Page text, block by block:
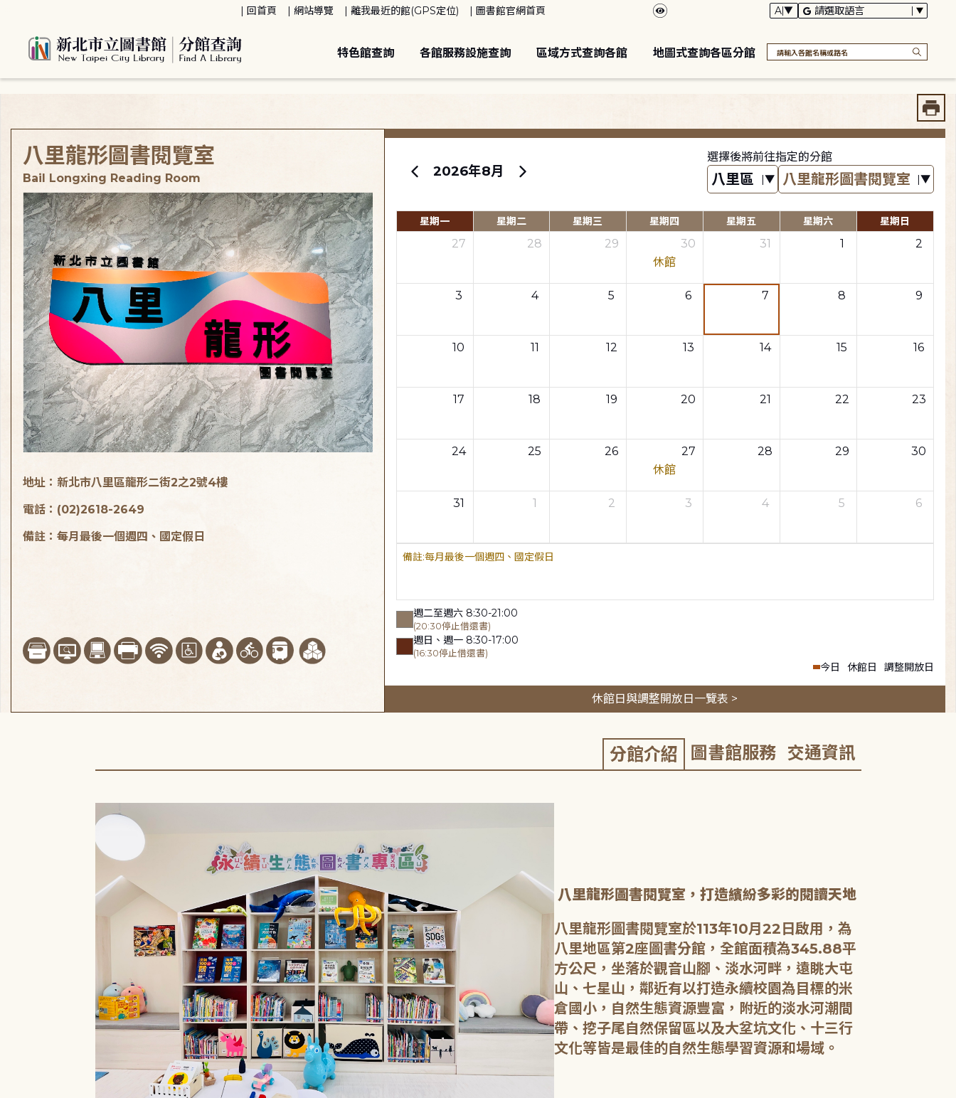
回首頁 網站導覽 離我最近的館(GPS定位) 圖書館官網首頁
特色館查詢 各館服務設施查詢 區域方式查詢各館 地圖式查詢各區分館
2026年8月
選擇後將前往指定的分館
星期一 星期二 星期三 星期四 星期五 星期六 星期日
27 28 29
30
休館
31 1 2
3 4 5 6 7 8 9
10 11 12 13 14 15 16
17 18 19 20 21 22 23
24 25 26
27
休館
28 29 30
31 1 2 3 4 5 6
每月最後一個週四、國定假日
週二至週六 8:30-21:00
(20:30停止借還書)
週日、週一 8:30-17:00
(16:30停止借還書)
今日 休館日 調整開放日
休館日與調整開放日一覽表 >
八里龍形圖書閱覽室
Bail Longxing Reading Room
地址：新北市八里區龍形二街2之2號4樓
電話：(02)2618-2649
備註：每月最後一個週四、國定假日
分館介紹 圖書館服務 交通資訊
八里龍形圖書閱覽室，打造繽紛多彩的閱讀天地
八里龍形圖書閱覽室於113年10月22日啟用，為
八里地區第2座圖書分館，全館面積為345.88平
方公尺，坐落於觀音山腳、淡水河畔，遠眺大屯
山、七星山，鄰近有以打造永續校園為目標的米
倉國小，自然生態資源豐富，附近的淡水河潮間
帶、挖子尾自然保留區以及大坌坑文化、十三行